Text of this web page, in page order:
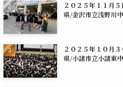
２０２５年１１月
県/金沢市立浅野川
２０２５年１０月
県/小諸市立小諸東